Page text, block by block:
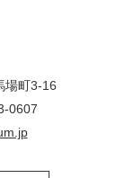
場町3-16
0607